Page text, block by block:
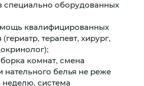
специально оборудованных
квалифицированных
терапевт, хирург,
комнат, смена
нательного белья не реже
неделю, система